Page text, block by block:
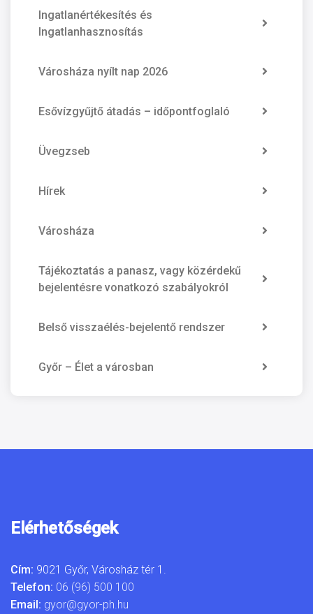
Ingatlanértékesítés és
Ingatlanhasznosítás
Városháza nyílt nap 2026
Esővízgyűjtő átadás – időpontfoglaló
Üvegzseb
Hírek
Városháza
Tájékoztatás a panasz, vagy közérdekű
bejelentésre vonatkozó szabályokról
Belső visszaélés-bejelentő rendszer
Győr – Élet a városban
Elérhetőségek
Cím: 9021 Győr, Városház tér 1.
Telefon: 06 (96) 500 100
Email: gyor@gyor-ph.hu